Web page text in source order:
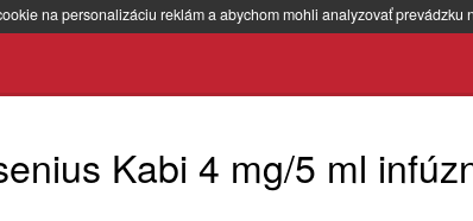
na personalizáciu reklám a abychom mohli analyzovať prevádzku
Kabi 4 mg/5 ml